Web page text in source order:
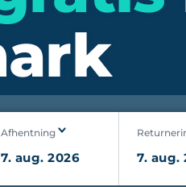
Afhentning